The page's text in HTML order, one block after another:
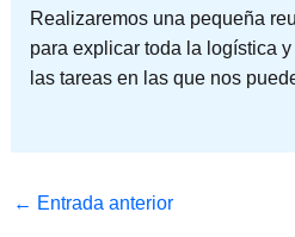
Realizaremos una pequeña
para explicar toda la logística
las tareas en las que nos
← Entrada anterior